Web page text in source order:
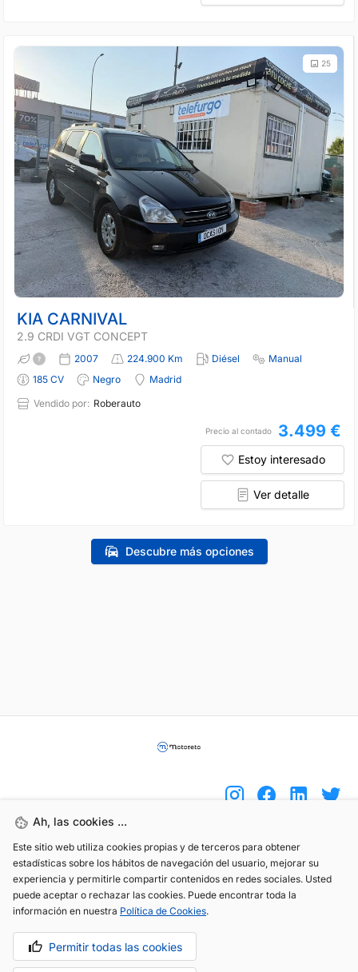
25
KIA CARNIVAL
2.9 CRDI VGT CONCEPT
2007 224.900 Km Diésel
Manual
185 CV
Negro
Madrid
Vendido por: Roberauto
Precio al contado 3.499 €
Estoy interesado
Ver detalle
Descubre más opciones
Ah, las cookies ...
Este sitio web utiliza cookies propias y de terceros para obtener
estadísticas sobre los hábitos de navegación del usuario, mejorar su
experiencia y permitirle compartir contenidos en redes sociales. Usted
puede aceptar o rechazar las cookies. Puede encontrar toda la
información en nuestra Política de Cookies.
Permitir todas las cookies
(+34) 744 408 070
info@motoreto.com
Aviso legal Política de cookies